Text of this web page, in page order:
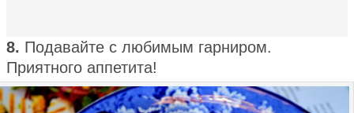
8. Подавайте с любимым гарниром.
Приятного аппетита!